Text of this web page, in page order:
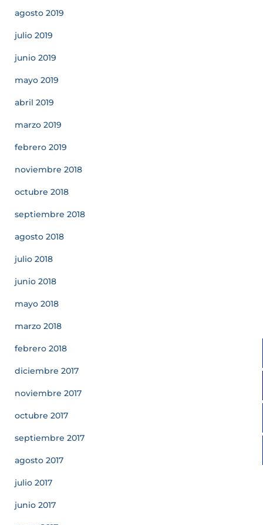
agosto 2019
julio 2019
junio 2019
mayo 2019
abril 2019
marzo 2019
febrero 2019
noviembre 2018
octubre 2018
septiembre 2018
agosto 2018
julio 2018
junio 2018
mayo 2018
marzo 2018
febrero 2018
diciembre 2017
noviembre 2017
octubre 2017
septiembre 2017
agosto 2017
julio 2017
junio 2017